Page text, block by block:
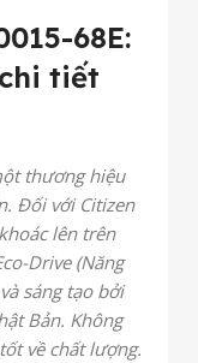
68E:
tiết
thương hiệu
Đối với Citizen
lên trên
Drive (Năng
sáng tạo bởi
Bản. Không
về chất lượng.